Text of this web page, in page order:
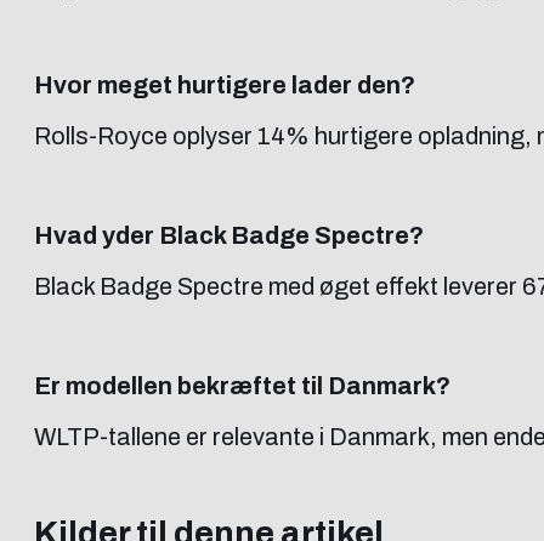
Hvor meget hurtigere lader den?
Rolls-Royce oplyser 14% hurtigere
Hvad yder Black Badge Spectre?
Black Badge Spectre med øget effekt leverer
Er modellen bekræftet til Danmark?
WLTP-tallene er relevante i Danmark, men
Kilder til denne artikel